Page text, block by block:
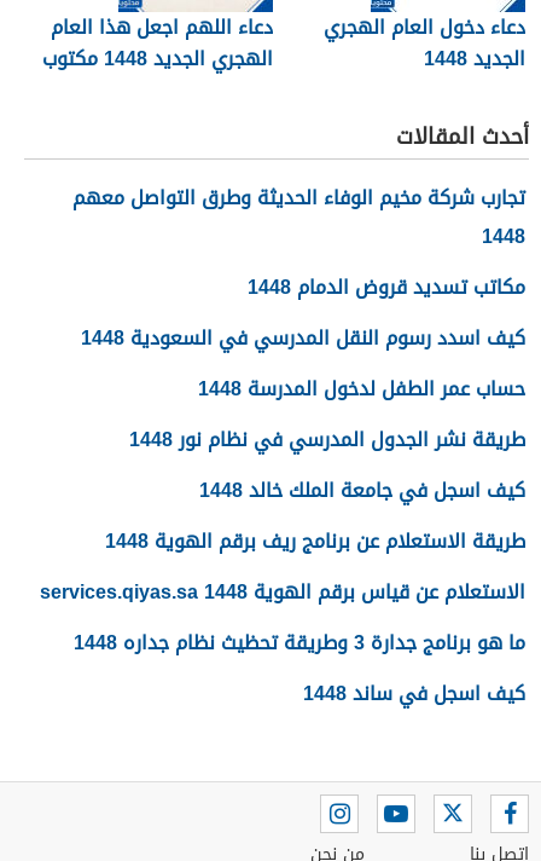
دعاء دخول العام الهجري
الجديد 1448
دعاء اللهم اجعل هذا العام
الهجري الجديد 1448 مكتوب
أحدث المقالات
تجارب شركة مخيم الوفاء الحديثة وطرق التواصل معهم
1448
مكاتب تسديد قروض الدمام 1448
كيف اسدد رسوم النقل المدرسي في السعودية 1448
حساب عمر الطفل لدخول المدرسة 1448
طريقة نشر الجدول المدرسي في نظام نور 1448
كيف اسجل في جامعة الملك خالد 1448
طريقة الاستعلام عن برنامج ريف برقم الهوية 1448
الاستعلام عن قياس برقم الهوية 1448 services.qiyas.sa
ما هو برنامج جدارة 3 وطريقة تحظيث نظام جداره 1448
كيف اسجل في ساند 1448